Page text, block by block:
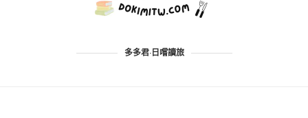
多多君·日嚐讀旅